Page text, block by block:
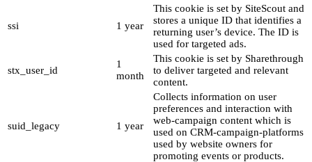
ssi 1 year
This cookie is set by SiteScout and
stores a unique ID that identifies a
returning user’s device. The ID is
used for targeted ads.
stx_user_id
1
month
This cookie is set by Sharethrough
to deliver targeted and relevant
content.
suid_legacy 1 year
Collects information on user
preferences and interaction with
web-campaign content which is
used on CRM-campaign-platforms
used by website owners for
promoting events or products.